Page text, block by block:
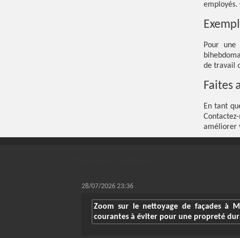
Pour
de travail
Faites
En tant
améliorer
28/07/2026 23:36
Zoom sur le nettoyage de façades à
courantes à éviter pour une propreté